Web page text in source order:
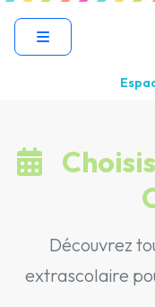
Découvrez
extrascolaire